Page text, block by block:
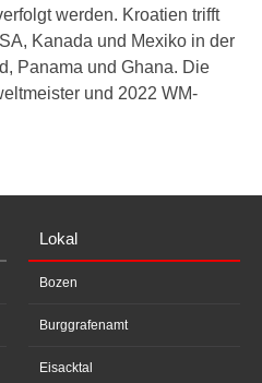
werden. Kroatien trifft
Kanada und Mexiko in der
Panama und Ghana. Die
und 2022 WM-
Lokal
Bozen
Burggrafenamt
Eisacktal